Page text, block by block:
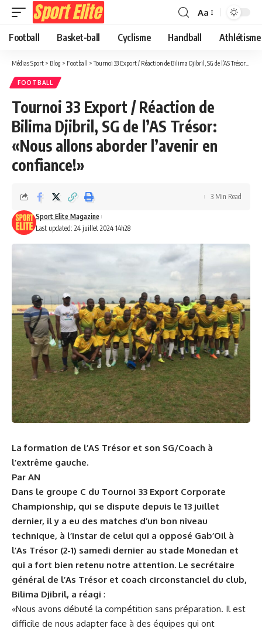
Aa
Football Basket-ball Cyclisme Handball Athlétisme
Médias Sport > Blog > Football >Tournoi 33 Export / Réaction de Bilima Djibril, SG de l’AS Trésor: «Nous allons aborder l’avenir en confiance!»
FOOTBALL
Tournoi 33 Export / Réaction de
Bilima Djibril, SG de l’AS Trésor:
«Nous allons aborder l’avenir en
confiance!»
Last updated: 24 juillet 2024 14h28
Sport Elite Magazine
3 Min Read
La formation de l’AS Trésor et son SG/Coach à
l’extrême gauche.
Par AN
Dans le groupe C du Tournoi 33 Export Corporate
Championship, qui se dispute depuis le 13 juillet
dernier, il y a eu des matches d’un bon niveau
technique, à l’instar de celui qui a opposé Gab’Oil à
l’As Trésor (2-1) samedi dernier au stade Monedan et
qui a fort bien retenu notre attention. Le secrétaire
général de l’As Trésor et coach circonstanciel du club,
Bilima Djibril, a réagi :
«Nous avons débuté la compétition sans préparation. Il est
difficile de nous adapter face à des équipes qui ont